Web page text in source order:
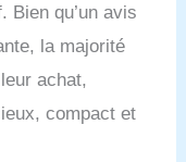
Bien qu’un avis
la majorité
achat,
compact et